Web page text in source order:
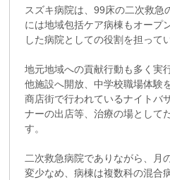
スズキ病院は、99床の二次救急
には地域包括ケア病棟もオープ
した病院としての役割を担って
地元地域への貢献行動も多く実
他施設へ開放、中学校職場体験
商店街で行われているナイトバ
ナーの出店等、治療の場として
す。
二次救急病院でありながら、月
変少なめ、病棟は複数科の混合